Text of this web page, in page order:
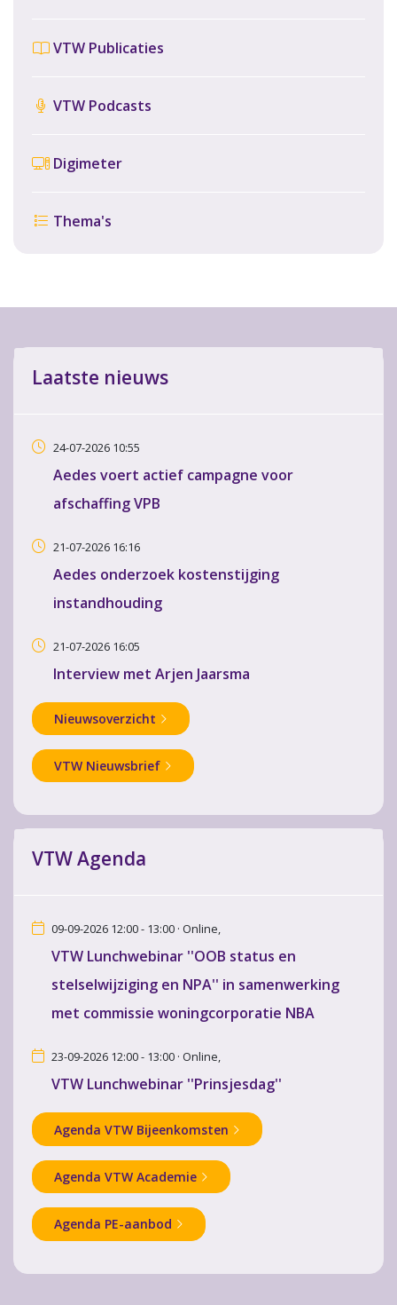
VTW Publicaties
VTW Podcasts
Digimeter
Thema's
Laatste nieuws
24-07-2026 10:55
Aedes voert actief campagne voor
afschaffing VPB
21-07-2026 16:16
Aedes onderzoek kostenstijging
instandhouding
21-07-2026 16:05
Interview met Arjen Jaarsma
Nieuwsoverzicht
VTW Nieuwsbrief
VTW Agenda
09-09-2026 12:00 - 13:00 · Online,
VTW Lunchwebinar ''OOB status en
stelselwijziging en NPA'' in samenwerking
met commissie woningcorporatie NBA
23-09-2026 12:00 - 13:00 · Online,
VTW Lunchwebinar ''Prinsjesdag''
Agenda VTW Bijeenkomsten
Agenda VTW Academie
Agenda PE-aanbod